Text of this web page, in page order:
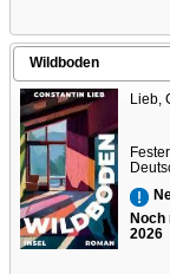
Wildboden
Lieb,
2026